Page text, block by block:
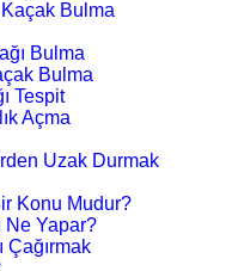
Bulma
Bulma
Bulma
Tespit
Açma
Uzak Durmak
Konu Mudur?
Ne Yapar?
Çağırmak